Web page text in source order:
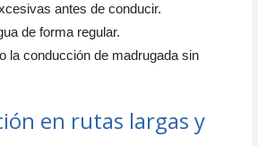
antes de conducir.
de forma regular.
la conducción de madrugada sin
en rutas largas y